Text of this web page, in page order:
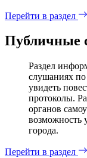
Перейти в раздел
Публичные
Раздел
слушаниях
увидеть
протоколы.
органов
возможность
города.
Перейти в раздел